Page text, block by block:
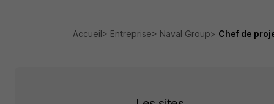
Accueil Entreprise Naval Group Chef de